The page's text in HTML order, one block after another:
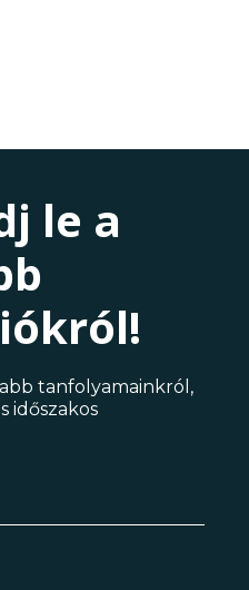
le a
tanfolyamainkról,
időszakos